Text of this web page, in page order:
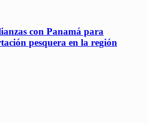
con Panamá para
pesquera en la región